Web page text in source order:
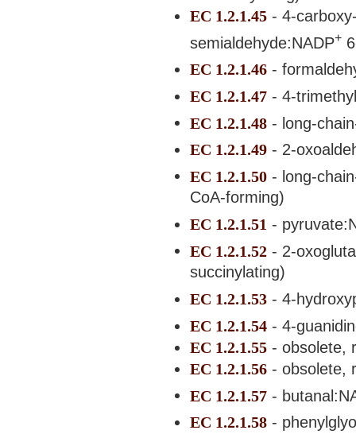
EC 1.2.1.45 - 4-
semialdehyde:NADP+
EC 1.2.1.46 -
EC 1.2.1.47 - 4-
EC 1.2.1.48 - long-
EC 1.2.1.49 - 2-
EC 1.2.1.50 - long-
CoA-forming)
EC 1.2.1.51 -
EC 1.2.1.52 - 2-
succinylating)
EC 1.2.1.53 - 4-
EC 1.2.1.54 - 4-
EC 1.2.1.55 - obsolete,
EC 1.2.1.56 - obsolete,
EC 1.2.1.57 -
EC 1.2.1.58 -